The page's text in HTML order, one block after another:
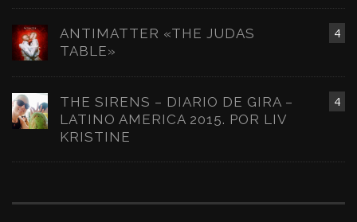
4
ANTIMATTER «THE JUDAS
TABLE»
4
THE SIRENS – DIARIO DE GIRA –
LATINO AMERICA 2015. POR LIV
KRISTINE